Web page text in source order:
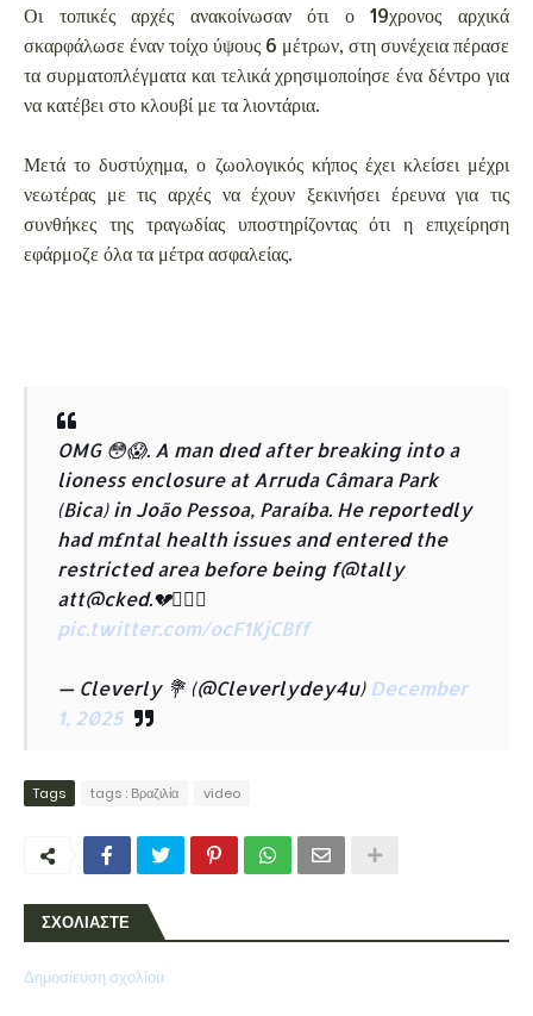
Οι τοπικές αρχές ανακοίνωσαν ότι ο 19χρονος αρχικά
σκαρφάλωσε έναν τοίχο ύψους 6 μέτρων, στη συνέχεια πέρασε
τα συρματοπλέγματα και τελικά χρησιμοποίησε ένα δέντρο για
να κατέβει στο κλουβί με τα λιοντάρια.
Μετά το δυστύχημα, ο ζωολογικός κήπος έχει κλείσει μέχρι
νεωτέρας με τις αρχές να έχουν ξεκινήσει έρευνα για τις
συνθήκες της τραγωδίας υποστηρίζοντας ότι η επιχείρηση
εφάρμοζε όλα τα μέτρα ασφαλείας.
OMG 😳😱. A man dıed after breaking into a
lioness enclosure at Arruda Câmara Park
(Bica) in João Pessoa, Paraíba. He reportedly
had m£ntal health issues and entered the
restricted area before being f@tally
att@cked.💔🙆🏾‍♂️
pic.twitter.com/ocF1KjCBff
— Cleverly 💐 (@Cleverlydey4u) December
1, 2025
Tags tags : Βραζιλία video
ΣΧΟΛΙΑΣΤΕ
Δημοσίευση σχολίου